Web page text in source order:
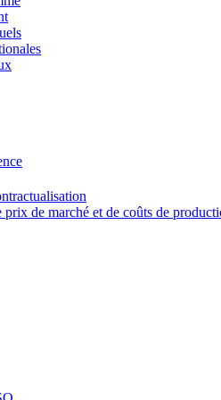
prix de marché et de coûts de